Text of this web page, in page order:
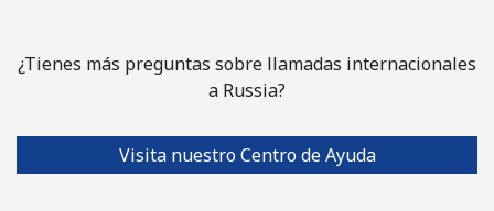
¿Tienes más preguntas sobre llamadas internacionales
a Russia?
Visita nuestro Centro de Ayuda